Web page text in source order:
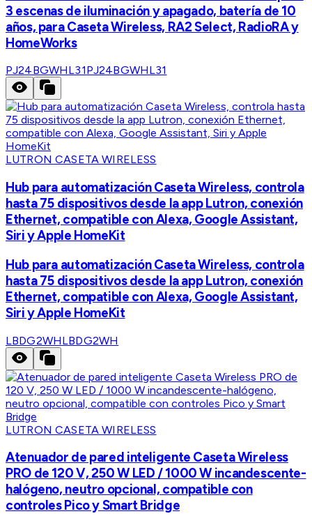
3 escenas de iluminación y apagado, batería de 10
años, para Caseta Wireless, RA2 Select, RadioRA y
HomeWorks
PJ24BGWHL31PJ24BGWHL31
LUTRON CASETA WIRELESS
Hub para automatización Caseta Wireless, controla
hasta 75 dispositivos desde la app Lutron, conexión
Ethernet, compatible con Alexa, Google Assistant,
Siri y Apple HomeKit
Hub para automatización Caseta Wireless, controla
hasta 75 dispositivos desde la app Lutron, conexión
Ethernet, compatible con Alexa, Google Assistant,
Siri y Apple HomeKit
LBDG2WHLBDG2WH
LUTRON CASETA WIRELESS
Atenuador de pared inteligente Caseta Wireless
PRO de 120 V, 250 W LED / 1000 W incandescente-
halógeno, neutro opcional, compatible con
controles Pico y Smart Bridge